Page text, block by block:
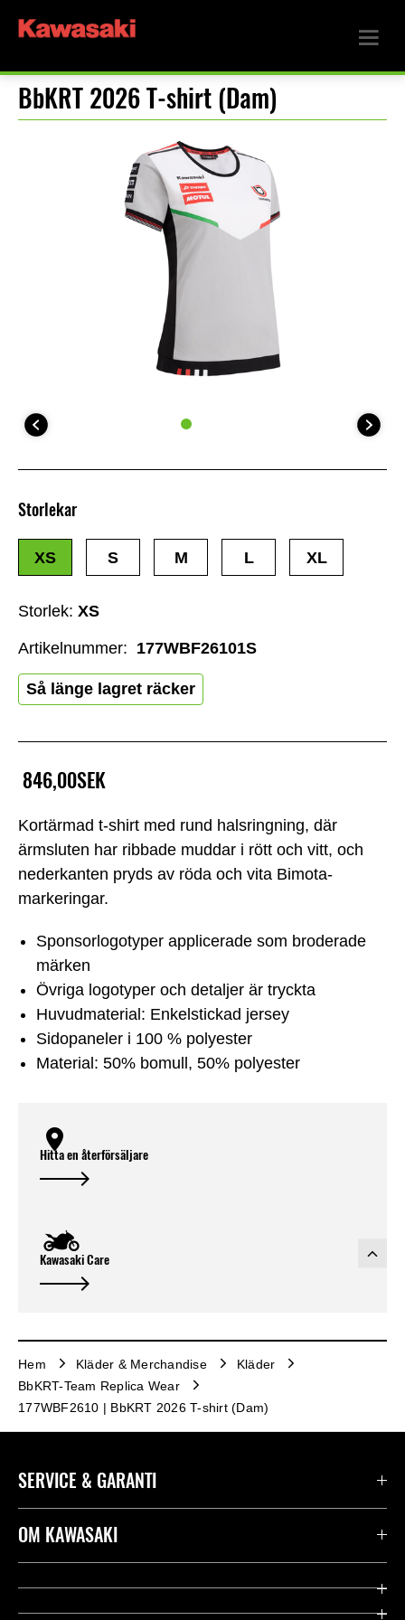
BbKRT 2026 T-shirt (Dam)
Kortärmad t-shirt med rund halsringning, där
ärmsluten har ribbade muddar i rött och vitt, och
nederkanten pryds av röda och vita Bimota-
markeringar.
Sponsorlogotyper applicerade som broderade
märken
Övriga logotyper och detaljer är tryckta
Huvudmaterial: Enkelstickad jersey
Sidopaneler i 100 % polyester
Material: 50% bomull, 50% polyester
846,00SEK
Storlek: XS
Så länge lagret räcker
Storlekar
XS S M L XL
Artikelnummer: 177WBF26101S
Hitta en återförsäljare
Kawasaki Care
Hem Kläder & Merchandise
Kläder
BbKRT-Team Replica Wear
177WBF2610 | BbKRT 2026 T-shirt (Dam)
SERVICE & GARANTI
Kontakta oss
Användbara länkar
OM KAWASAKI
Företag